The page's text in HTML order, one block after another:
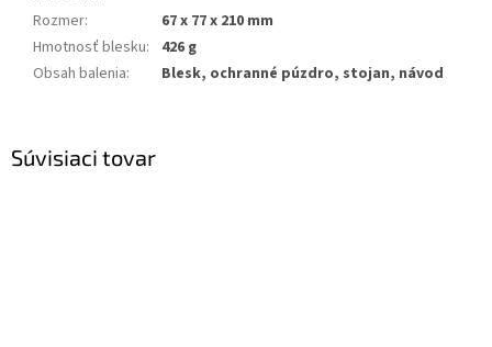
Súvisiaci tovar
Rozmer:
67 x 77 x 210 mm
Hmotnosť blesku:
426 g
Obsah balenia: Blesk, ochranné púzdro, stojan, návod